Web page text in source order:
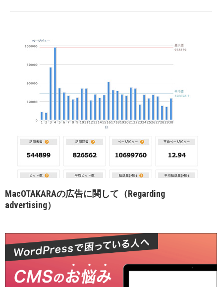
MacOTAKARAの広告に関して（Regarding
advertising）